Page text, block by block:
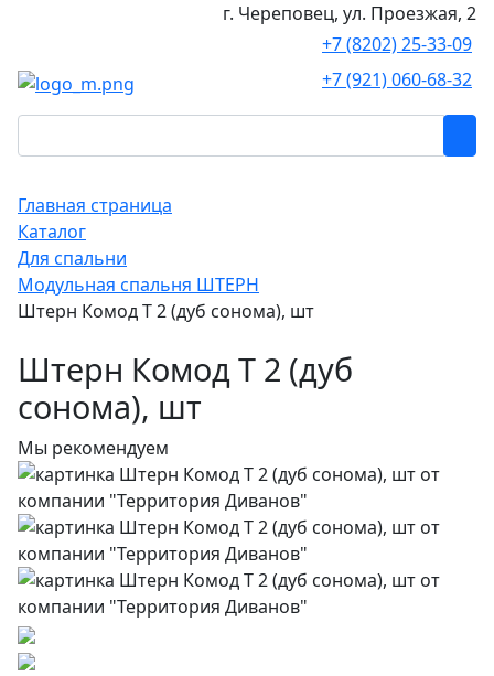
г. Череповец, ул. Проезжая, 2
+7 (8202) 25-33-09
+7 (921) 060-68-32
Главная страница
Каталог
Для спальни
Модульная спальня ШТЕРН
Штерн Комод Т 2 (дуб сонома), шт
Штерн Комод Т 2 (дуб
сонома), шт
Мы рекомендуем